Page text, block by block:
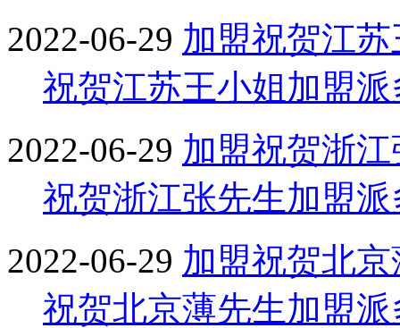
2022-06-29 加盟祝贺江
祝贺江苏王小姐加盟
2022-06-29 加盟祝贺浙
祝贺浙江张先生加盟
2022-06-29 加盟祝贺北
祝贺北京薄先生加盟